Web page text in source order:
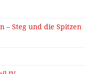
– Steg und die Spitzen